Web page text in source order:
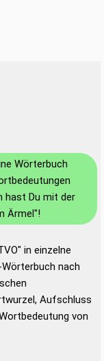
Wörterbuch
hast Du mit der
Ärmel"!
in einzelne
nach
Aufschluss
von